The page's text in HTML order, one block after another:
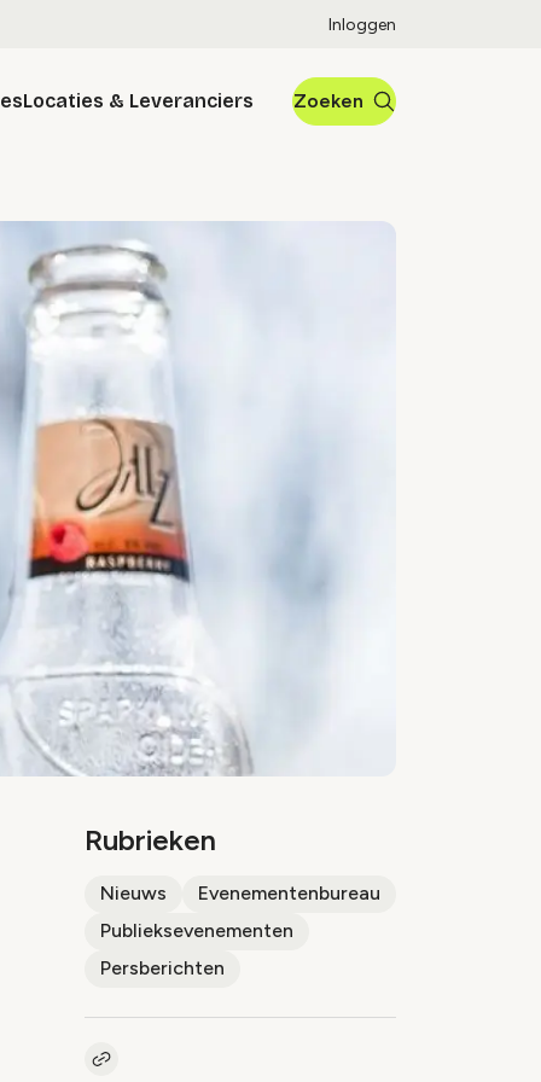
Inloggen
Locaties & Leveranciers Zoeken
Rubrieken
Nieuws
Evenementenbureau
Publieksevenementen
Persberichten
Kopieer link naar artikel